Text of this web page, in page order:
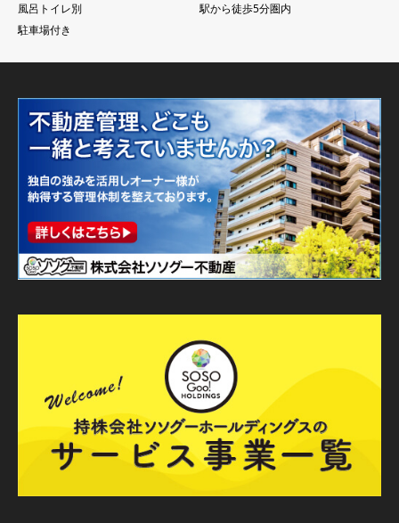
風呂トイレ別
駅から徒歩5分圏内
駐車場付き